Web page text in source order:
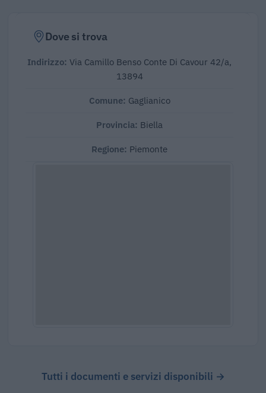
Dove si trova
Indirizzo: Via Camillo Benso Conte Di Cavour 42/a,
13894
Comune: Gaglianico
Provincia: Biella
Regione: Piemonte
Tutti i documenti e servizi disponibili →